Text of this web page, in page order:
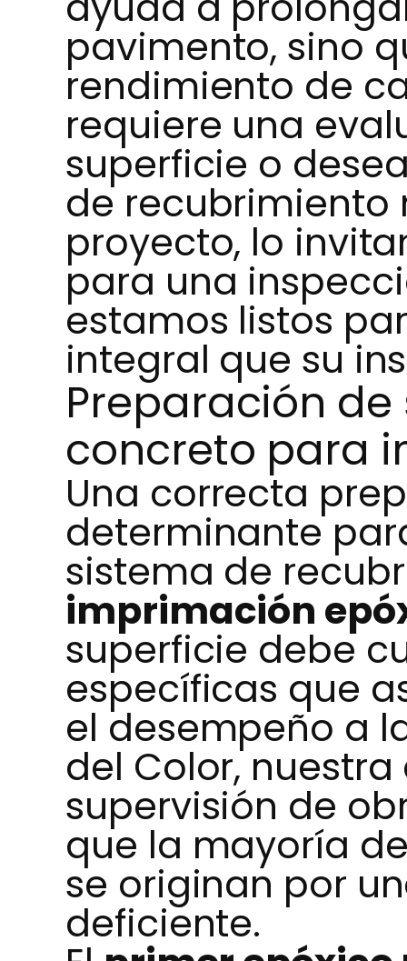
pavimento, sino
rendimiento de
requiere una
superficie o
de recubrimiento
proyecto, lo
para una
estamos listos
integral que su
Preparación
concreto para
Una correcta
determinante
sistema de
imprimación
superficie debe
específicas que
el desempeño a
del Color,
supervisión de
que la mayoría
se originan por
deficiente.